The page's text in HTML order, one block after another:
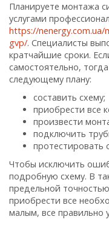
Планируете монтажа
услугами
https://
gvp/. Специалисты
кратчайшие сроки.
самостоятельно,
следующему плану:
составить схему;
приобрести все
произвести
подключить
протестировать
Чтобы исключить
подробную схему. В
предельной
приобрести все
малым, все правильно